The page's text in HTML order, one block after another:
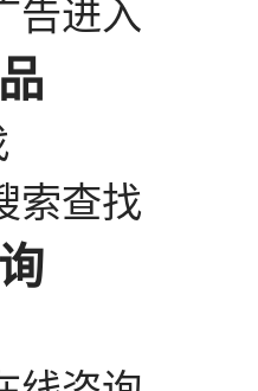
告进入
索查找